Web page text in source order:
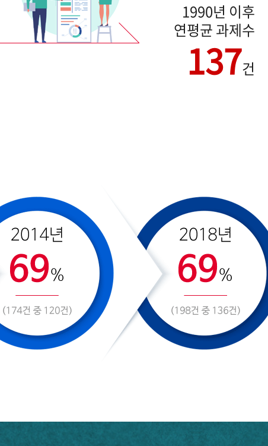
1990년 이후
연평균 과제수
137건